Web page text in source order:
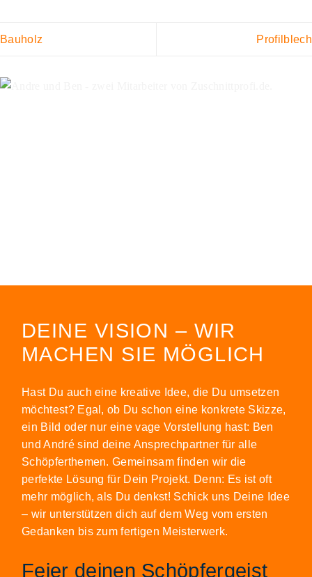
Bauholz Profilblech
DEINE VISION – WIR
MACHEN SIE MÖGLICH
Hast Du auch eine kreative Idee, die Du umsetzen
möchtest? Egal, ob Du schon eine konkrete Skizze,
ein Bild oder nur eine vage Vorstellung hast: Ben
und André sind deine Ansprechpartner für alle
Schöpferthemen. Gemeinsam finden wir die
perfekte Lösung für Dein Projekt. Denn: Es ist oft
mehr möglich, als Du denkst! Schick uns Deine Idee
– wir unterstützen dich auf dem Weg vom ersten
Gedanken bis zum fertigen Meisterwerk.
Feier deinen Schöpfergeist